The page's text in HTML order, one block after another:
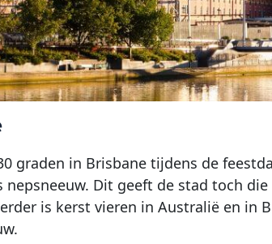
graden in Brisbane tijdens de
nepsneeuw. Dit geeft de stad toch
is kerst vieren in Australië en